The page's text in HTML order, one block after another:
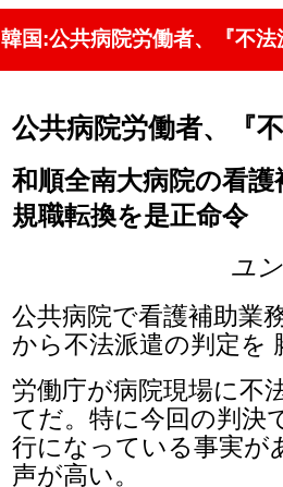
韓国:公共病院労働者、『不
公共病院労働者、『
和順全南大病院の看
規職転換を是正命令
ユ
公共病院で看護補助業
から不法派遣の判定を
労働庁が病院現場に不
てだ。特に今回の判決
行になっている事実が
声が高い。